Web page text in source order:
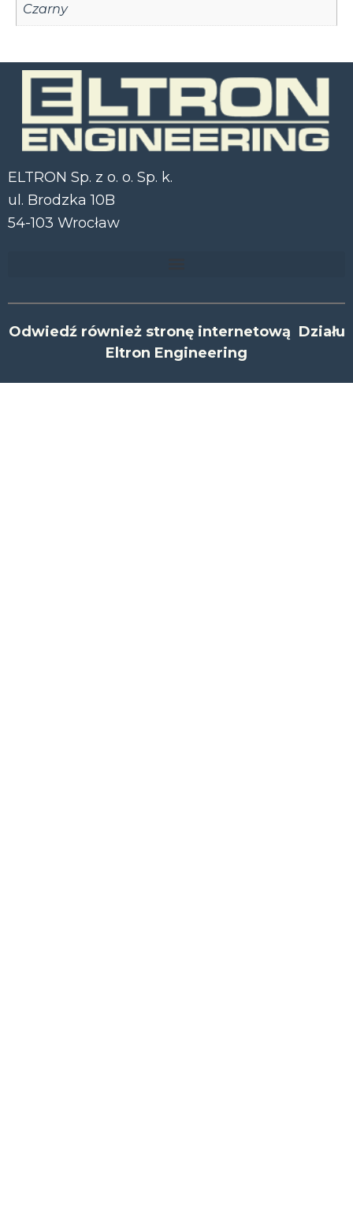
Czarny
ELTRON Sp. z o. o. Sp. k.
ul. Brodzka 10B
54-103 Wrocław
Odwiedź również stronę internetową Działu
Eltron Engineering